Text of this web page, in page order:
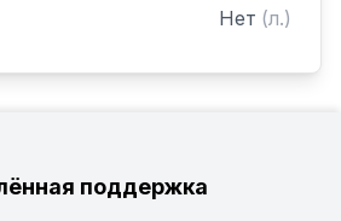
Нет (л.)
поддержка